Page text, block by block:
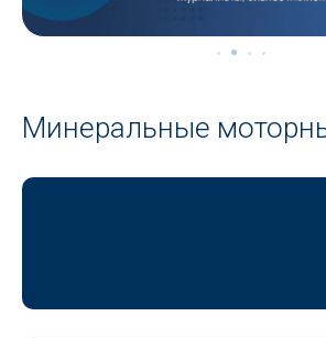
Минеральные